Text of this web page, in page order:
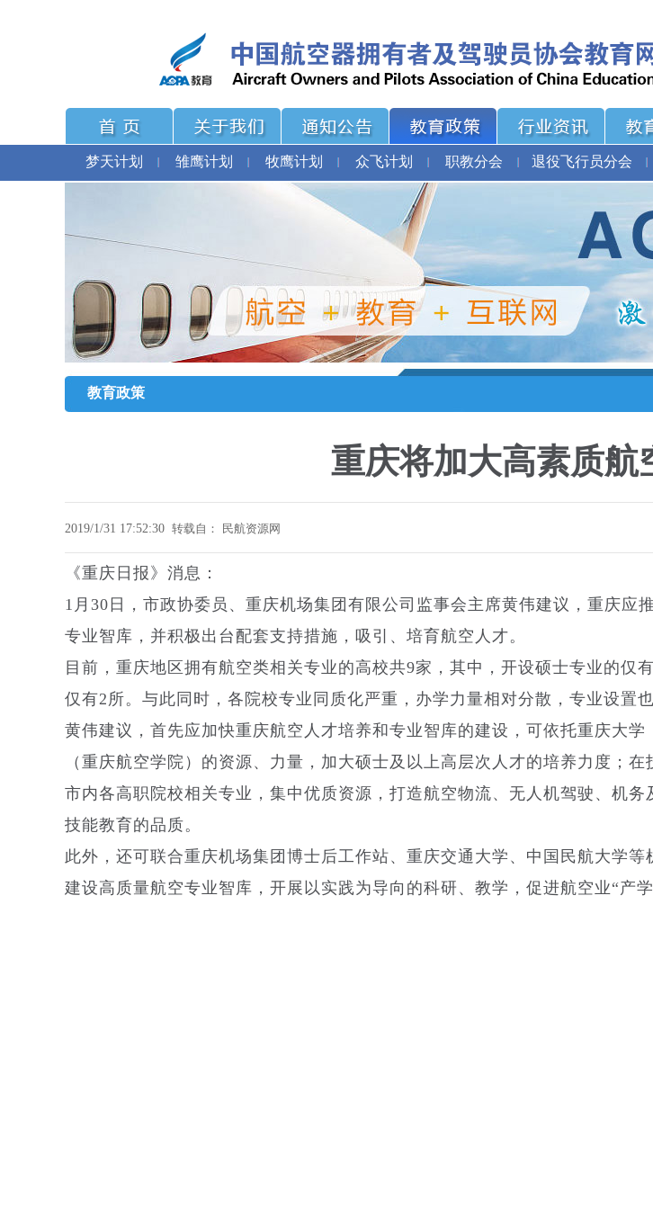
梦天计划 雏鹰计划 牧鹰计划 众飞计划 职教分会 退役飞行员分会
教育政策
重庆将加大高素质航
2019/1/31 17:52:30 转载自： 民航资源网
《重庆日报》消息：
1月30日，市政协委员、重庆机场集团有限公司监事会主席黄伟建议，重庆应
专业智库，并积极出台配套支持措施，吸引、培育航空人才。
目前，重庆地区拥有航空类相关专业的高校共9家，其中，开设硕士专业的仅
仅有2所。与此同时，各院校专业同质化严重，办学力量相对分散，专业设置也
黄伟建议，首先应加快重庆航空人才培养和专业智库的建设，可依托重庆大
（重庆航空学院）的资源、力量，加大硕士及以上高层次人才的培养力度；
市内各高职院校相关专业，集中优质资源，打造航空物流、无人机驾驶、机
技能教育的品质。
此外，还可联合重庆机场集团博士后工作站、重庆交通大学、中国民航大学等
建设高质量航空专业智库，开展以实践为导向的科研、教学，促进航空业“产